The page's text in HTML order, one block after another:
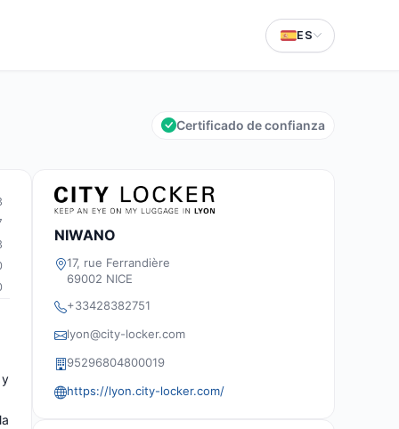
ES
Certificado de confianza
y
NIWANO
17, rue Ferrandière
69002 NICE
+33428382751
lyon@city-locker.com
95296804800019
https://lyon.city-locker.com/